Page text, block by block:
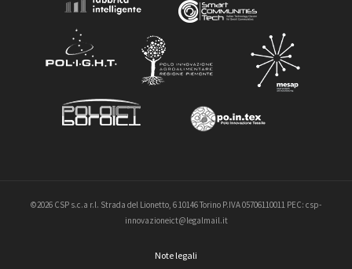
©2026 CSP s.c.a r.l. Strada del Lionetto, 6 10146 Torino P.IVA 05706110011 PEC: csp-
innovazioneict@legalmail.it
Note legali